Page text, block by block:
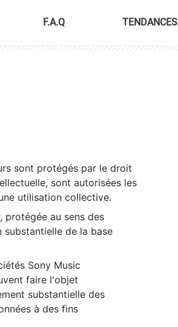
F.A.Q TENDANCES
sont protégés par le droit
sont autorisées les
utilisation collective.
protégée au sens des
de la base
Sony Music
faire l'objet
substantielle des
à des fins